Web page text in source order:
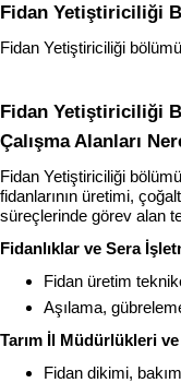
Fidan Yetiştiriciliği
Fidan Yetiştiriciliği
Fidan Yetiştiriciliği
Çalışma Alanları
Fidan Yetiştiriciliği
fidanlarının üretimi,
süreçlerinde görev alan
Fidanlıklar ve Sera
Fidan üretim
Aşılama,
Tarım İl Müdürlükleri
Fidan dikimi,